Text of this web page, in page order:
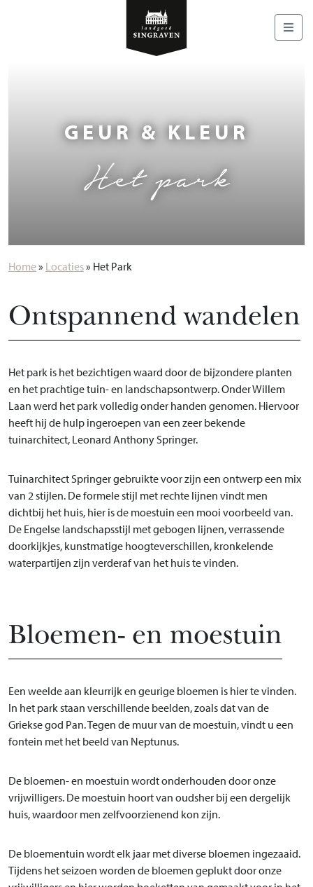
GEUR & KLEUR
Het park
Home» Locaties» Het Park
Ontspannend wandelen
Het park is het bezichtigen waard door de bijzondere planten
en het prachtige tuin- en landschapsontwerp. Onder Willem
Laan werd het park volledig onder handen genomen. Hiervoor
heeft hij de hulp ingeroepen van een zeer bekende
tuinarchitect, Leonard Anthony Springer.
Tuinarchitect Springer gebruikte voor zijn een ontwerp een mix
van 2 stijlen. De formele stijl met rechte lijnen vindt men
dichtbij het huis, hier is de moestuin een mooi voorbeeld van.
De Engelse landschapsstijl met gebogen lijnen, verrassende
doorkijkjes, kunstmatige hoogteverschillen, kronkelende
waterpartijen zijn verderaf van het huis te vinden.
Bloemen- en moestuin
Een weelde aan kleurrijk en geurige bloemen is hier te vinden.
In het park staan verschillende beelden, zoals dat van de
Griekse god Pan. Tegen de muur van de moestuin, vindt u een
fontein met het beeld van Neptunus.
De bloemen- en moestuin wordt onderhouden door onze
vrijwilligers. De moestuin hoort van oudsher bij een dergelijk
huis, waardoor men zelfvoorzienend kon zijn.
De bloementuin wordt elk jaar met diverse bloemen ingezaaid.
Tijdens het seizoen worden de bloemen geplukt door onze